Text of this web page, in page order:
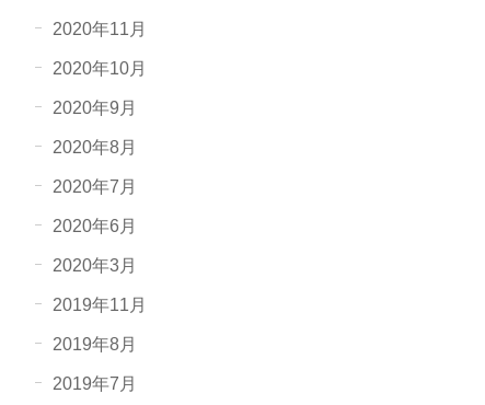
2020年11月
2020年10月
2020年9月
2020年8月
2020年7月
2020年6月
2020年3月
2019年11月
2019年8月
2019年7月